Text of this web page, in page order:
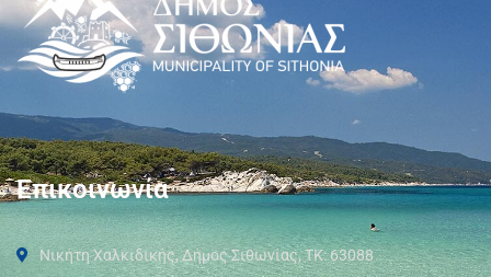
Επικοινωνία
Νικήτη Χαλκιδικής, Δήμος Σιθωνίας, ΤΚ: 63088